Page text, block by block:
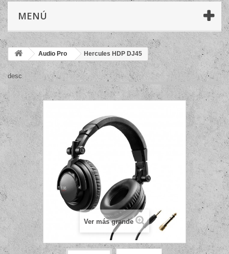
MENÚ
Audio Pro Hercules HDP DJ45
desc
Ver más grande